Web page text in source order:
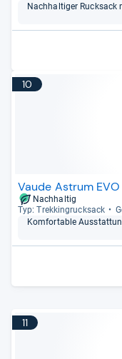
Nach­hal­ti­ger Ruck­sack
10
Vaude Astrum
Nachhaltig
Typ: Trek­kin­gruck­sack
Kom­for­ta­ble
11